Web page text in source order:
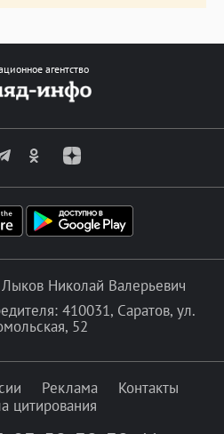
агентство
Николай Валерьевич
410031, Саратов, ул.
52
Реклама
Контакты
цитирования